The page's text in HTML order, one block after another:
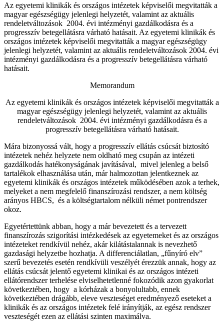
Az egyetemi klinikák és országos intézetek képviselői megvitatták a
magyar egészségügy jelenlegi helyzetét, valamint az aktuális
rendeletváltozások 2004. évi intézményi gazdálkodásra és a
progresszív betegellátásra várható hatásait. Az egyetemi klinikák és
országos intézetek képviselői megvitatták a magyar egészségügy
jelenlegi helyzetét, valamint az aktuális rendeletváltozások 2004. évi
intézményi gazdálkodásra és a progresszív betegellátásra várható
hatásait.
Memorandum
Az egyetemi klinikák és országos intézetek képviselői megvitatták a
magyar egészségügy jelenlegi helyzetét, valamint az aktuális
rendeletváltozások 2004. évi intézményi gazdálkodásra és a
progresszív betegellátásra várható hatásait.
Mára bizonyossá vált, hogy a progresszív ellátás csúcsát biztosító
intézetek nehéz helyzete nem oldható meg csupán az intézeti
gazdálkodás hatékonyságának javításával, mivel jelenleg a belső
tartalékok elhasználása után, már halmozottan jelentkeznek az
egyetemi klinikák és országos intézetek működésében azok a terhek,
melyeket a nem megfelelő finanszírozási rendszer, a nem költség
arányos HBCS, és a költségtartalom nélküli német pontrendszer
okoz.
Egyetértettünk abban, hogy a már bevezetett és a tervezett
finanszírozás szigorítási intézkedések az egyetemeket és az országos
intézeteket rendkívül nehéz, akár kilátástalannak is nevezhető
gazdasági helyzetbe hozhatja. A differenciálatlan, „fűnyíró elv”
szerű bevezetés esetén rendkívüli veszélyét érezzük annak, hogy az
ellátás csúcsát jelentő egyetemi klinikai és az országos intézeti
ellátórendszer terhelése elviselhetetlenné fokozódik azon gyakorlat
következtében, hogy a kórházak a bonyolultabb, ennek
következtében drágább, eleve veszteséget eredményező eseteket a
klinikák és az országos intézetek felé irányítják, az egész rendszer
veszteségét ezen az ellátási szinten maximálva.